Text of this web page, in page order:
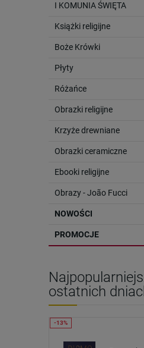
I KOMUNIA ŚWIĘTA
Książki religijne
Boże Krówki
Płyty
Różańce
Obrazki religijne
Krzyże drewniane
Obrazki ceramiczne
Ebooki religijne
Obrazy - João Fucci
NOWOŚCI
PROMOCJE
ostatnich